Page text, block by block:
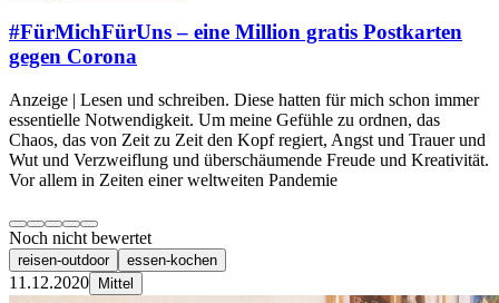
#FürMichFürUns – eine Million gratis Postkarten
gegen Corona
Anzeige | Lesen und schreiben. Diese hatten für mich schon immer
essentielle Notwendigkeit. Um meine Gefühle zu ordnen, das
Chaos, das von Zeit zu Zeit den Kopf regiert, Angst und Trauer und
Wut und Verzweiflung und überschäumende Freude und Kreativität.
Vor allem in Zeiten einer weltweiten Pandemie
Noch nicht bewertet
reisen-outdoor essen-kochen
11.12.2020 Mittel